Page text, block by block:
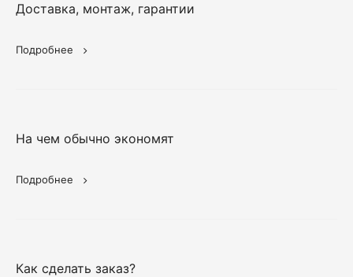
Доставка, монтаж, гарантии
Подробнее
На чем обычно экономят
Подробнее
Как сделать заказ?